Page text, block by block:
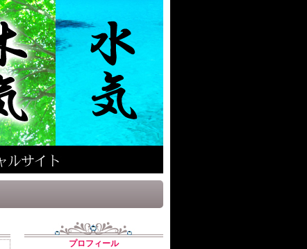
プロフィール